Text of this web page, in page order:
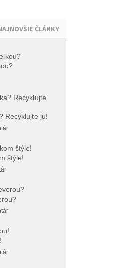
ČLÁNKY
Recyklujte ju!
štýle!